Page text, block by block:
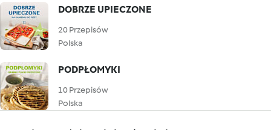
DOBRZE UPIECZONE
20 Przepisów
Polska
PODPŁOMYKI
10 Przepisów
Polska